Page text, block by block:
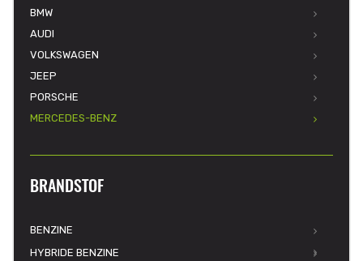
BMW
AUDI
VOLKSWAGEN
JEEP
PORSCHE
MERCEDES-BENZ
BRANDSTOF
BENZINE
HYBRIDE BENZINE